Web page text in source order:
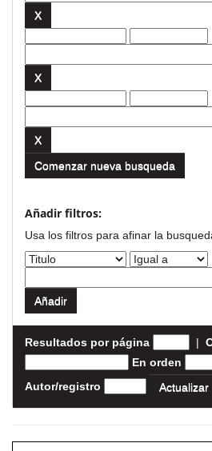
Comenzar nueva busqueda
Añadir filtros:
Usa los filtros para afinar la
Resultados por página |
En orden
Autor/registro